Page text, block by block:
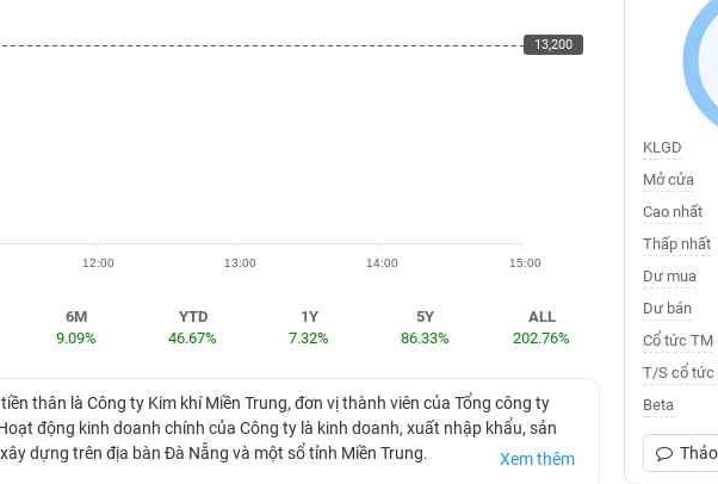
13,200
12:00 13:00 14:00 15:00
13,200
6M
9.09%
YTD
46.67%
1Y
7.32%
5Y
86.33%
ALL
202.76%
thân là Công ty Kim khí Miền Trung, đơn vị thành viên của Tổng công ty
động kinh doanh chính của Công ty là kinh doanh, xuất nhập khẩu, sản
dựng trên địa bàn Đà Nẵng và một sổ tỉnh Miền Trung.
Xem thêm
KLGD
Mở cửa
Cao nhất
Thấp nhất
Dư mua
Dư bán
Cổ tức TM
T/S cổ tức
Beta